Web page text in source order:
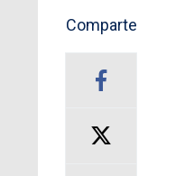
Comparte